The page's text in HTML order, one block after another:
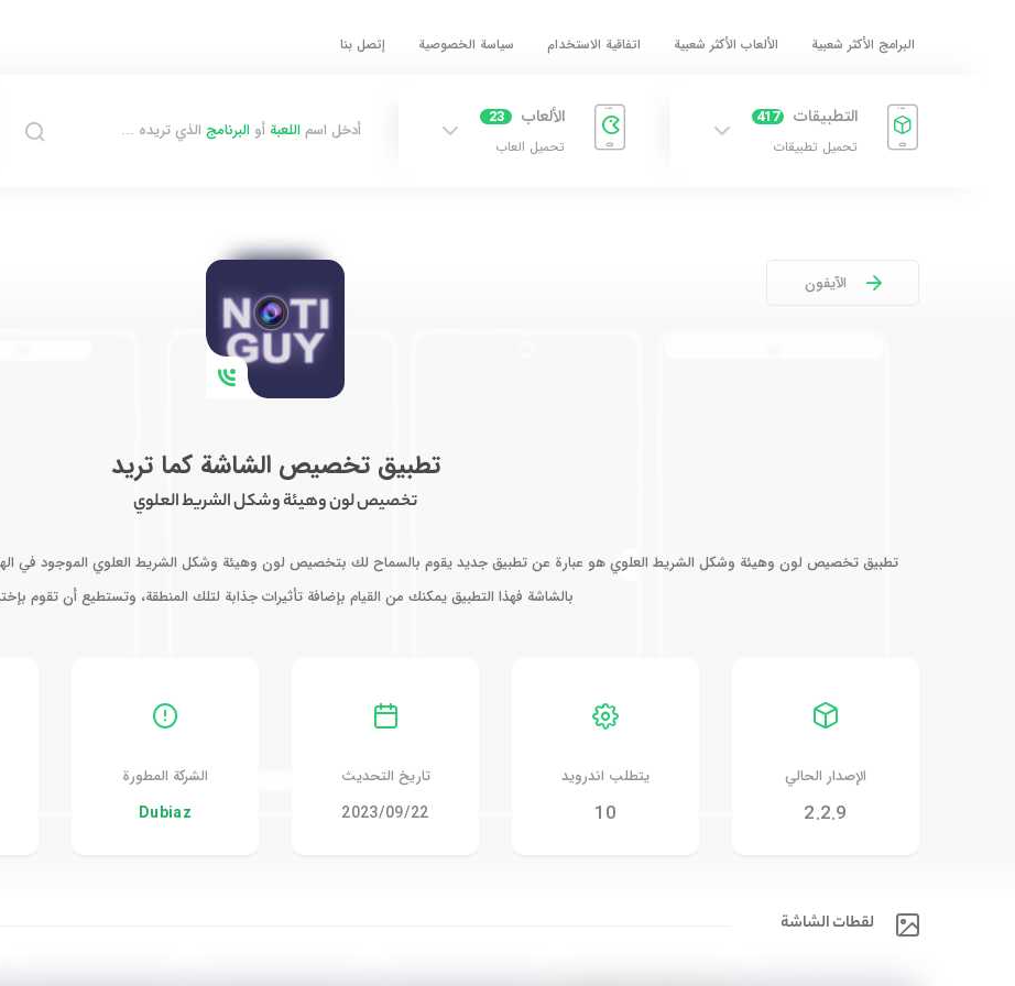
البرامج الأكثر شعبية الألعاب الأكثر شعبية اتفاقية الاستخدام سياسة الخصوصية إتصل بنا
التطبيقات 417
تحميل تطبيقات
الألعاب 23
تحميل العاب
أدخل اسم اللعبة أو البرنامج الذي تريده ...
الآيفون
تطبيق تخصيص الشاشة كما تريد
تخصيص لون وهيئة وشكل الشريط العلوي
تطبيق تخصيص لون وهيئة وشكل الشريط العلوي هو عبارة عن تطبيق جديد يقوم بالسماح لك بتخصيص لون وهيئة وشكل الشريط العلوي الموجود في
بالشاشة فهذا التطبيق يمكنك من القيام بإضافة تأثيرات جذابة لتلك المنطقة، وتستطيع أن تقوم
الإصدار الحالي
2.2.9
يتطلب اندرويد
10
تاريخ التحديث
22‏/09‏/2023
الشركة المطورة
Dubiaz
لقطات الشاشة